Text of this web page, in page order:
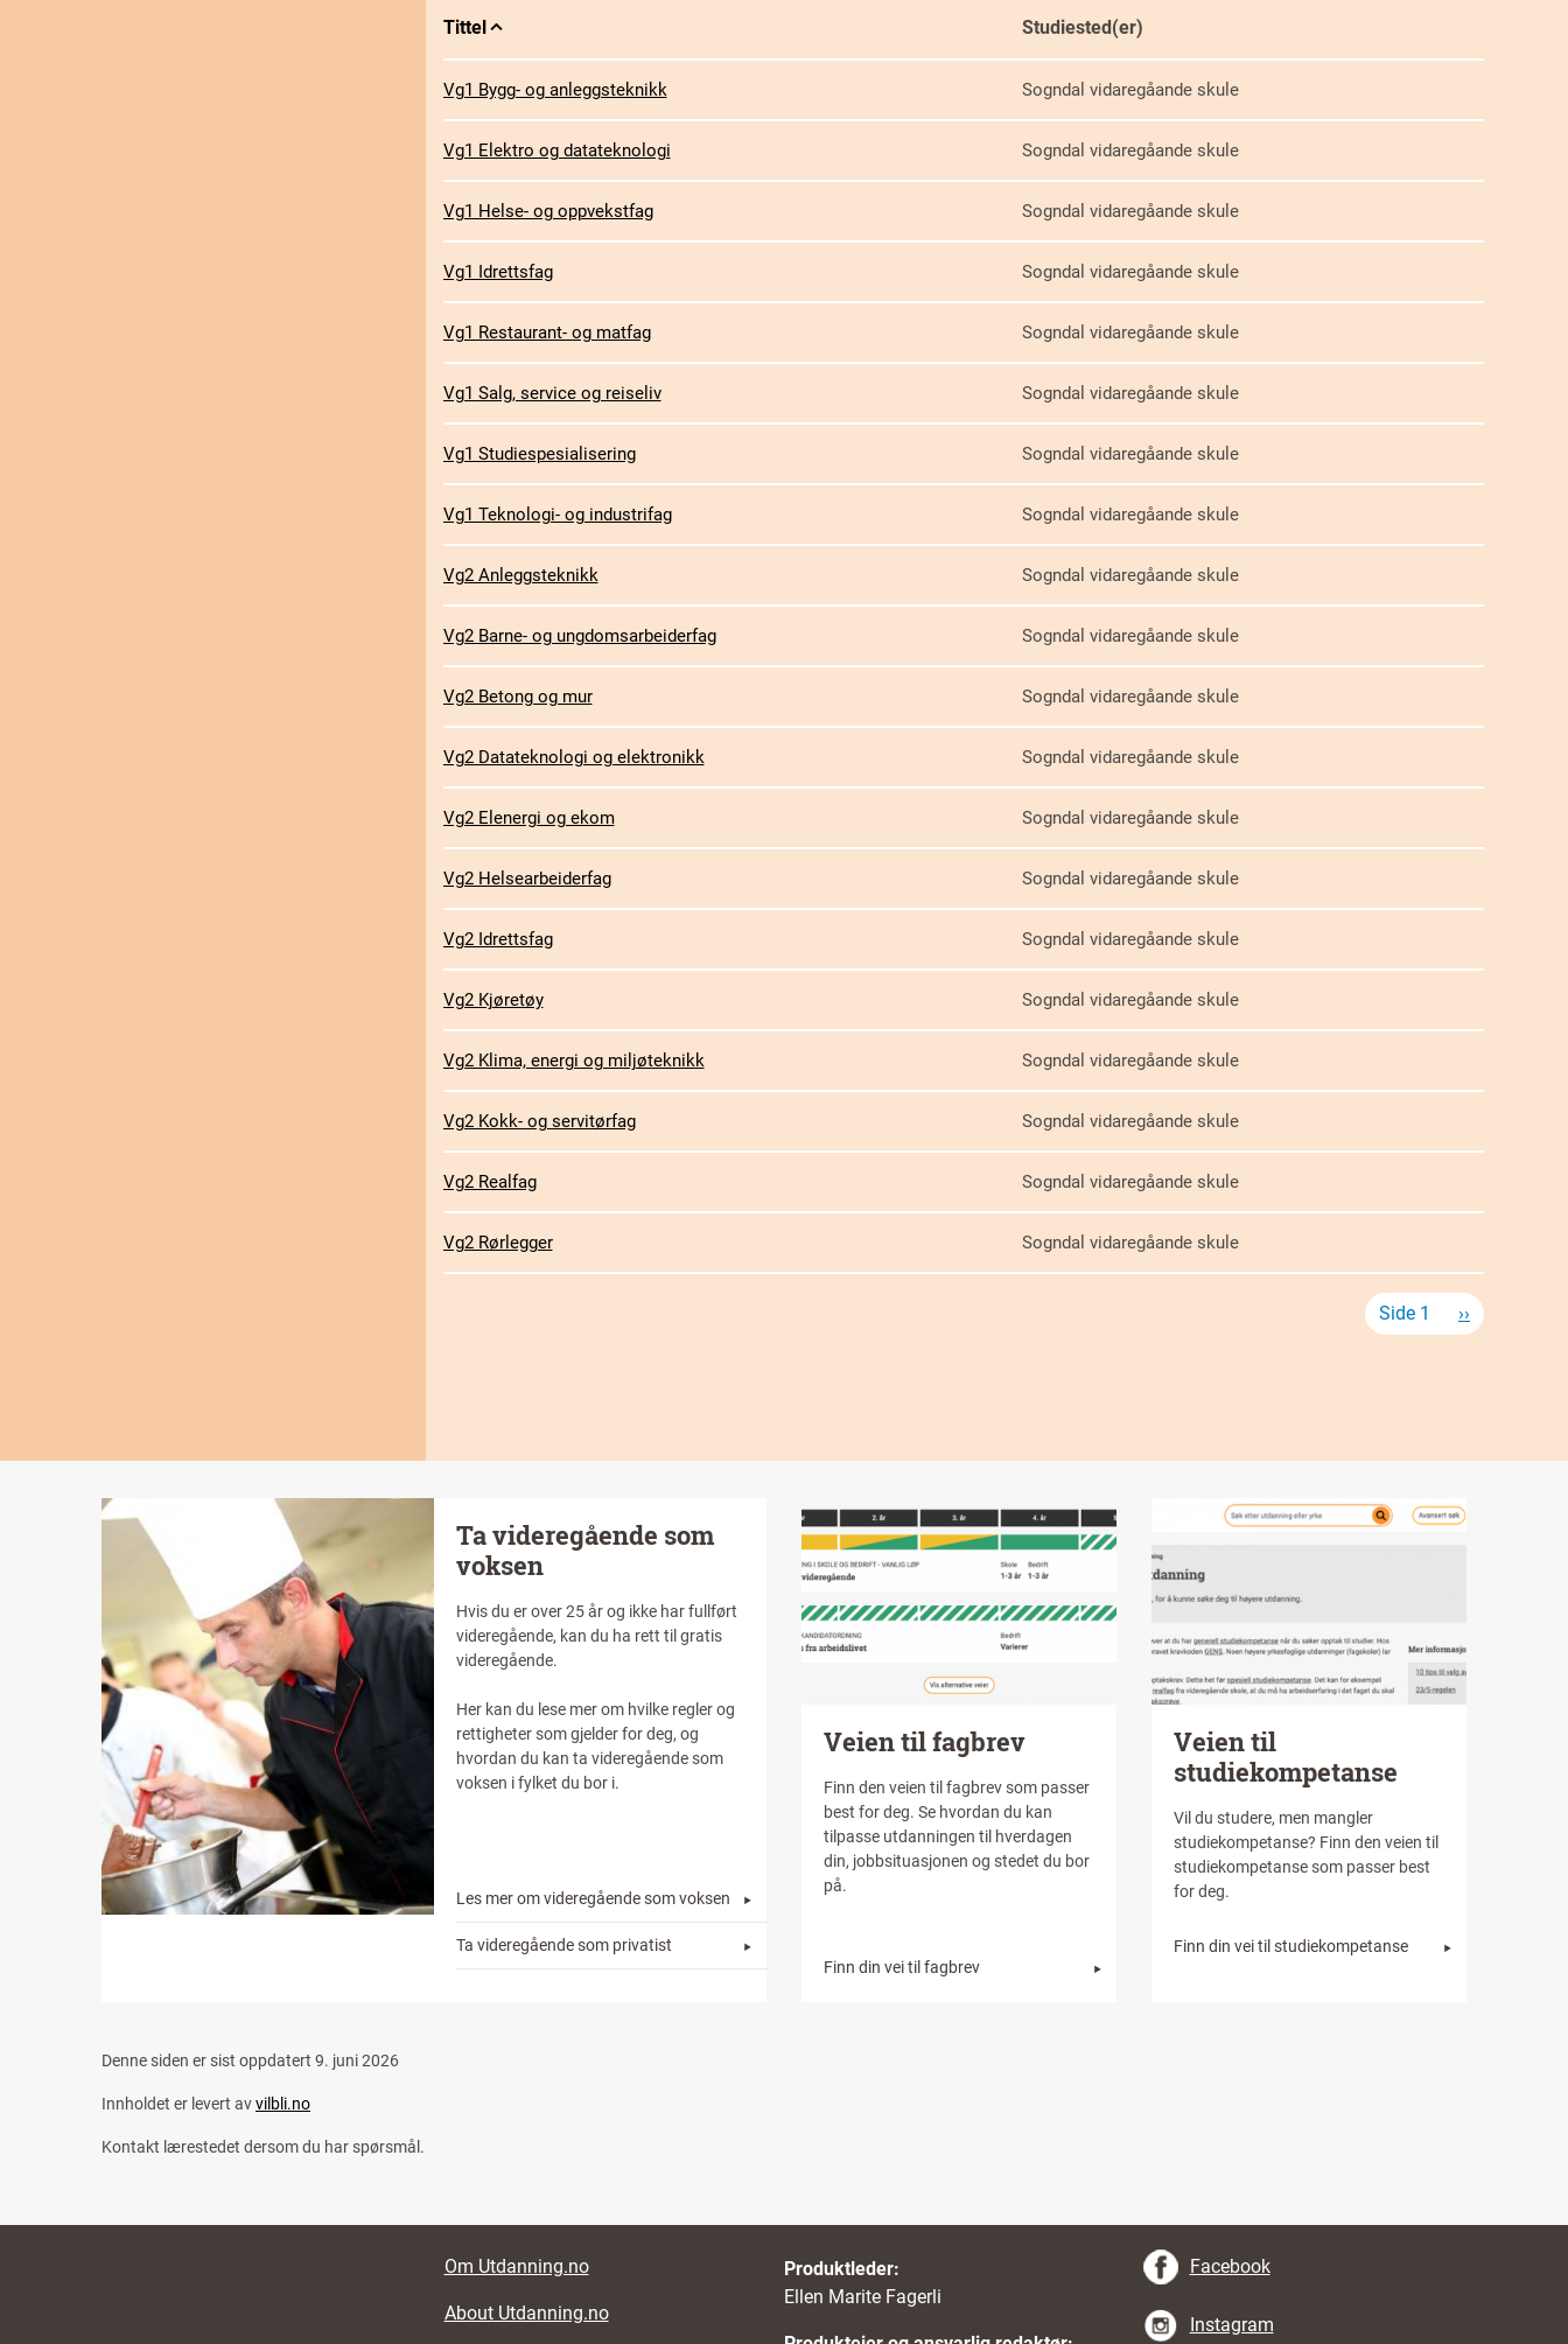
Tittel Sorter
synkende
Studiested(er)
Vg1 Bygg- og anleggsteknikk Sogndal vidaregåande skule
Vg1 Elektro og datateknologi Sogndal vidaregåande skule
Vg1 Helse- og oppvekstfag Sogndal vidaregåande skule
Vg1 Idrettsfag Sogndal vidaregåande skule
Vg1 Restaurant- og matfag Sogndal vidaregåande skule
Vg1 Salg, service og reiseliv Sogndal vidaregåande skule
Vg1 Studiespesialisering Sogndal vidaregåande skule
Vg1 Teknologi- og industrifag Sogndal vidaregåande skule
Vg2 Anleggsteknikk Sogndal vidaregåande skule
Vg2 Barne- og ungdomsarbeiderfag Sogndal vidaregåande skule
Vg2 Betong og mur Sogndal vidaregåande skule
Vg2 Datateknologi og elektronikk Sogndal vidaregåande skule
Vg2 Elenergi og ekom Sogndal vidaregåande skule
Vg2 Helsearbeiderfag Sogndal vidaregåande skule
Vg2 Idrettsfag Sogndal vidaregåande skule
Vg2 Kjøretøy Sogndal vidaregåande skule
Vg2 Klima, energi og miljøteknikk Sogndal vidaregåande skule
Vg2 Kokk- og servitørfag Sogndal vidaregåande skule
Vg2 Realfag Sogndal vidaregåande skule
Vg2 Rørlegger Sogndal vidaregåande skule
Sider
Side 1
Neste
side
››
Image
Tittel
Ta videregående som
voksen
Intro
Hvis du er over 25 år og ikke har fullført
videregående, kan du ha rett til gratis
videregående.
Her kan du lese mer om hvilke regler og
rettigheter som gjelder for deg, og
hvordan du kan ta videregående som
voksen i fylket du bor i.
Les mer om videregående som voksen
Ta videregående som privatist
Image
Tittel
Veien til fagbrev
Intro
Finn den veien til fagbrev som passer
best for deg. Se hvordan du kan
tilpasse utdanningen til hverdagen
din, jobbsituasjonen og stedet du bor
på.
Finn din vei til fagbrev
Tittel
Veien til
studiekompetanse
Intro
Vil du studere, men mangler
studiekompetanse? Finn den veien til
studiekompetanse som passer best
for deg.
Finn din vei til studiekompetanse
Denne siden er sist oppdatert 9. juni 2026
Innholdet er levert avvilbli.no
Kontakt lærestedet dersom du har spørsmål.
Footer links
Om Utdanning.no
About Utdanning.no
Produktleder:
Ellen Marite Fagerli
Facebook
Instagram